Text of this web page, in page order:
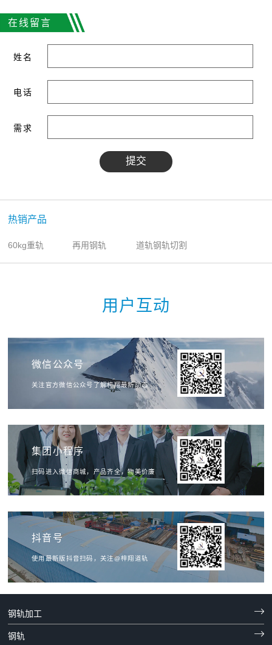
在线留言
姓名
电话
需求
热销产品
60kg重轨 再用钢轨 道轨钢轨切割
用户互动
微信公众号
关注官方微信公众号了解梓翔最新动态
集团小程序
扫码进入微信商城，产品齐全，物美价廉
抖音号
使用最新版抖音扫码，关注@梓翔道轨
钢轨加工 
钢轨 